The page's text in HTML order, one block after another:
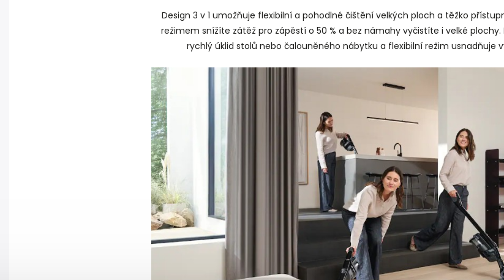
Design 3 v 1 umožňuje flexibilní a pohodlné čištění velkých ploch a těžko
režimem snížíte zátěž pro zápěstí o 50 % a bez námahy vyčistíte i velké
rychlý úklid stolů nebo čalouněného nábytku a flexibilní režim usnadňuje